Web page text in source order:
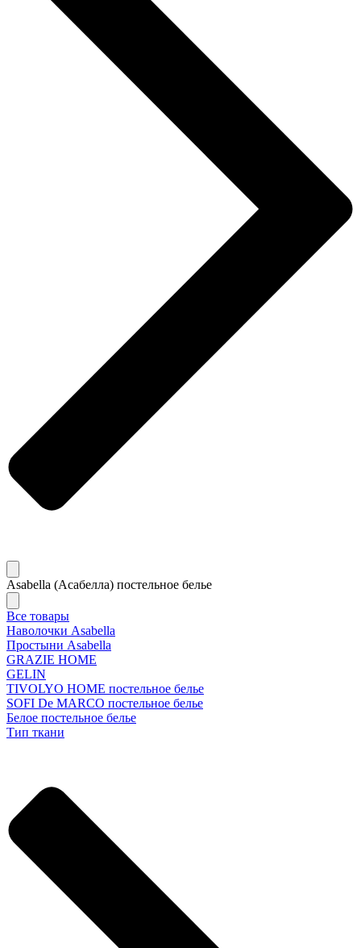
Asabella (Асабелла) постельное белье
Все товары
Наволочки Asabella
Простыни Asabella
GRAZIE HOME
GELIN
TIVOLYO HOME постельное белье
SOFI De MARCO постельное белье
Белое постельное белье
Тип ткани